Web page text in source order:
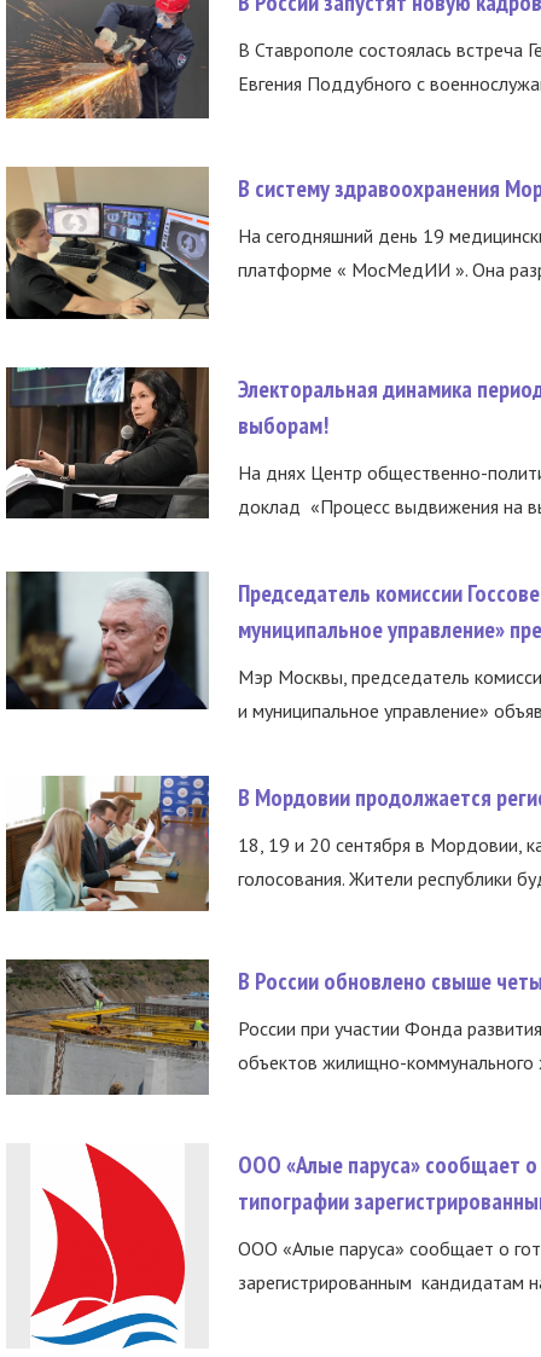
В Ставрополе состоялась встреча
Евгения Поддубного с
В систему здравоохранения
На сегодняшний день 19
платформе « МосМедИИ ». Она
Электоральная динамика
выборам!
На днях Центр общественно-
доклад «Процесс выдвижения на
Председатель комиссии
муниципальное управление»
Мэр Москвы, председатель
и муниципальное управление»
В Мордовии продолжается
18, 19 и 20 сентября в Мордовии,
голосования. Жители республики
В России обновлено свыше
России при участии Фонда
объектов жилищно-коммунального
ООО «Алые паруса» сообщает о
типографии
ООО «Алые паруса» сообщает о
зарегистрированным кандидатам